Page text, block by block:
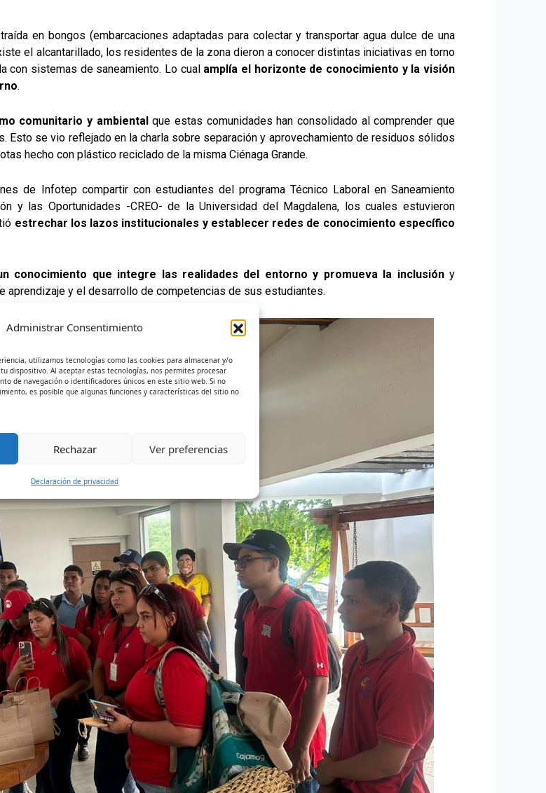
Administrar Consentimiento
utilizamos tecnologías como las cookies para almacenar y/o
dispositivo. Al aceptar estas tecnologías, nos permites procesar
de navegación o identificadores únicos en este sitio web. Si no
es posible que algunas funciones y características del sitio no
Rechazar Ver preferencias
Declaración de privacidad
en bongos (embarcaciones adaptadas para colectar y transportar agua dulce de una
el alcantarillado, los residentes de la zona dieron a conocer distintas iniciativas en torno
con sistemas de saneamiento. Lo cual amplía el horizonte de conocimiento y la visión
.
comunitario y ambientalque estas comunidades han consolidado al comprender que
se vio reflejado en la charla sobre separación y aprovechamiento de residuos sólidos
hecho con plástico reciclado de la misma Ciénaga Grande.
de Infotep compartir con estudiantes del programa Técnico Laboral en Saneamiento
y las Oportunidades -CREO- de la Universidad del Magdalena, los cuales estuvieron
estrechar los lazos institucionales y establecer redes de conocimiento específico
conocimiento que integre las realidades del entorno y promueva la inclusióny
y el desarrollo de competencias de sus estudiantes.